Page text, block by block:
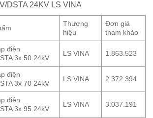
DSTA 24KV LS VINA
Thương
hiệu
Đơn giá
tham khảo
điện
3x 50 24kV
LS VINA 1.863.523
điện
3x 70 24kV
LS VINA 2.372.394
điện
3x 95 24kV
LS VINA 3.037.191